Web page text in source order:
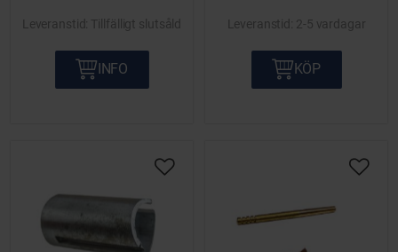
Tillfälligt slutsåld
INFO
2-5 vardagar
KÖP
Lägg till i önskelista Lägg